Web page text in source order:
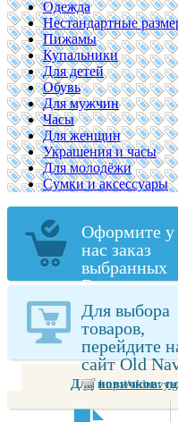
Одежда
Нестандартные
Пижамы
Купальники
Для детей
Обувь
Для мужчин
Часы
Для женщин
Украшения и часы
Для молодёжи
Сумки и аксессуары
Оформите у
нас заказ
выбранных
Вами
из Old Navy
Для выбора
товаров,
перейдите
сайт Old
http://
Для новичков: